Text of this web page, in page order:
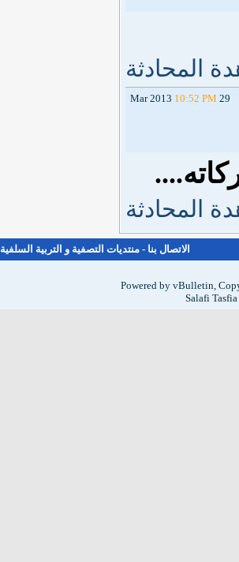
المحادثة
29 Mar 2013
10:52 PM
المحادثة
الاتصال بنا - منتديات التصفية و التربية السلفية
Powered by vBulletin,
Salafi